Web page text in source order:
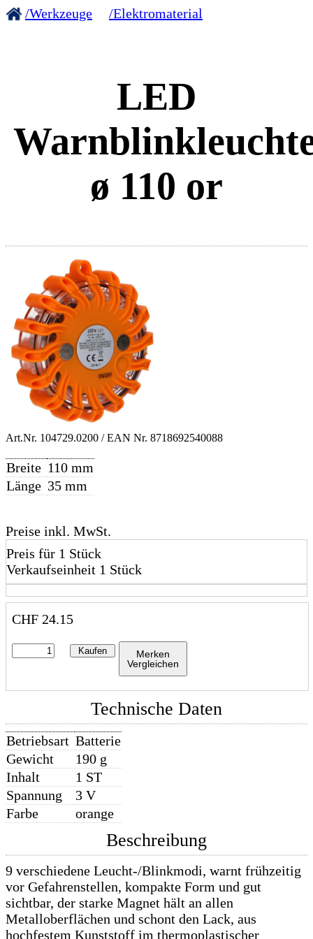
/Werkzeuge /Elektromaterial
LED
ø 110 or
Art.Nr. 104729.0200 / EAN Nr. 8718692540088
Breite 110 mm
Länge 35 mm
Preise inkl. MwSt.
Preis für 1 Stück
Verkaufseinheit 1 Stück
CHF 24.15
Kaufen
Merken
Vergleichen
Technische Daten
Betriebsart Batterie
Gewicht
190 g
Inhalt
1 ST
Spannung
3 V
Farbe
orange
Beschreibung
9 verschiedene Leucht-/Blinkmodi, warnt frühzeitig
vor Gefahrenstellen, kompakte Form und gut
sichtbar, der starke Magnet hält an allen
Metalloberflächen und schont den Lack, aus
hochfestem Kunststoff im thermoplastischer